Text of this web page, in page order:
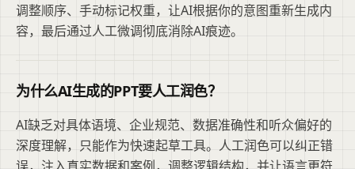
调整顺序、手动标记权重，让AI根据你的意图重新生成内
容，最后通过人工微调彻底消除AI痕迹。
为什么AI生成的PPT要人工润色？
AI缺乏对具体语境、企业规范、数据准确性和听众偏好的
深度理解，只能作为快速起草工具。人工润色可以纠正错